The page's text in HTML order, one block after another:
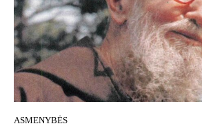
ASMENYBĖS